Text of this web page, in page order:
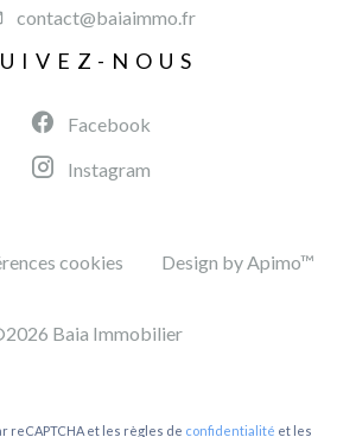
contact@baiaimmo.fr
NOUS
Facebook
Instagram
cookies Design byApimo™
Baia Immobilier
reCAPTCHA et les règles de confidentialité et les